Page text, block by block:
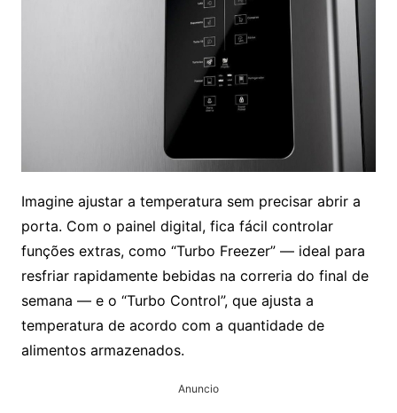
Imagine ajustar a temperatura sem precisar abrir a
porta. Com o painel digital, fica fácil controlar
funções extras, como “Turbo Freezer” — ideal para
resfriar rapidamente bebidas na correria do final de
semana — e o “Turbo Control”, que ajusta a
temperatura de acordo com a quantidade de
alimentos armazenados.
Anuncio